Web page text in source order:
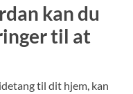
kan du
til at
til dit hjem, kan